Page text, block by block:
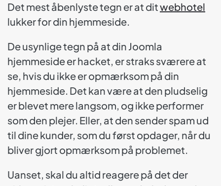
Det mest åbenlyste tegn er at ditwebhotel
lukker for din hjemmeside.
De usynlige tegn på at din Joomla
hjemmeside er hacket, er straks sværere at
se, hvis du ikke er opmærksom på din
hjemmeside. Det kan være at den pludselig
er blevet mere langsom, og ikke performer
som den plejer. Eller, at den sender spam ud
til dine kunder, som du først opdager, når du
bliver gjort opmærksom på problemet.
Uanset, skal du altid reagere på det der